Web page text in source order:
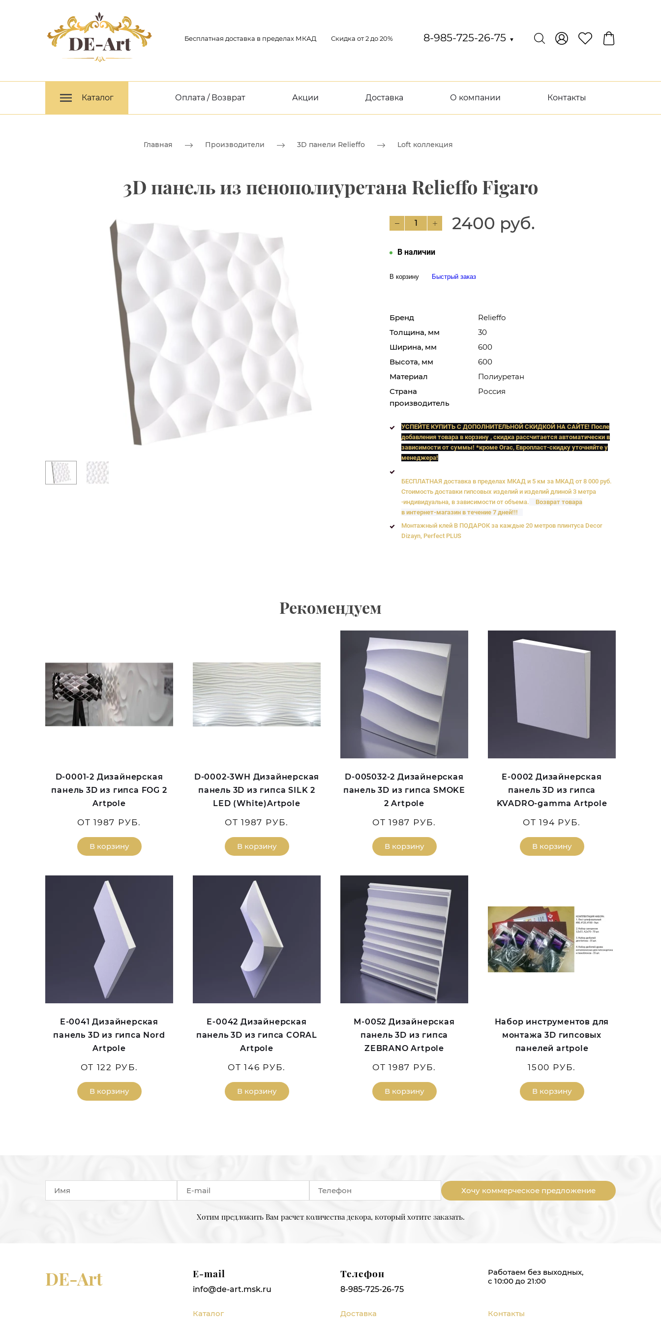
Бесплатная доставка в пределах МКАД Скидка от 2 до 20% 8-985-725-26-75 ▼
Каталог Оплата / Возврат Акции Доставка О компании Контакты
Главная Производители 3D панели Relieffo Loft коллекция
3D панель из пенополиуретана Relieffo Figaro
2400 руб.
В наличии
В корзину Быстрый заказ
Бренд
Relieffo
Толщина, мм
30
Ширина, мм
600
Высота, мм
600
Материал
Полиуретан
Страна
производитель
Россия
УСПЕЙТЕ КУПИТЬ C ДОПОЛНИТЕЛЬНОЙ СКИДКОЙ НА САЙТЕ! После
добавления товара в корзину , скидка рассчитается автоматически в
зависимости от суммы! *кроме Orac, Европласт-скидку уточняйте у
менеджера!
БЕСПЛАТНАЯ доставка в пределах МКАД и 5 км за МКАД от 8 000 руб.
Стоимость доставки гипсовых изделий и изделий длиной 3 метра
-индивидуальна, в зависимости от объема.
Возврат товара
в интернет-магазин в течение 7 дней!!!
Монтажный клей В ПОДАРОК за каждые 20 метров плинтуса Decor
Dizayn, Perfect PLUS
Рекомендуем
D-0001-2 Дизайнерская
панель 3D из гипса FOG 2
Artpole
ОТ 1987 РУБ.
В корзину
D-0002-3WH Дизайнерская
панель 3D из гипса SILK 2
LED (White)Artpole
ОТ 1987 РУБ.
В корзину
D-005032-2 Дизайнерская
панель 3D из гипса SMOKE
2 Artpole
ОТ 1987 РУБ.
В корзину
E-0002 Дизайнерская
панель 3D из гипса
KVADRO-gamma Artpole
ОТ 194 РУБ.
В корзину
E-0041 Дизайнерская
панель 3D из гипса Nord
Artpole
ОТ 122 РУБ.
В корзину
E-0042 Дизайнерская
панель 3D из гипса CORAL
Artpole
ОТ 146 РУБ.
В корзину
М-0052 Дизайнерская
панель 3D из гипса
ZEBRANO Artpole
ОТ 1987 РУБ.
В корзину
Набор инструментов для
монтажа 3D гипсовых
панелей artpole
1500 РУБ.
В корзину
Хочу коммерческое предложение
Хотим предложить Вам расчет количества декора, который хотите заказать.
DE-Art E-mail
info@de-art.msk.ru
Телефон
8-985-725-26-75
Работаем без выходных,
с 10:00 до 21:00
Каталог Доставка Контакты